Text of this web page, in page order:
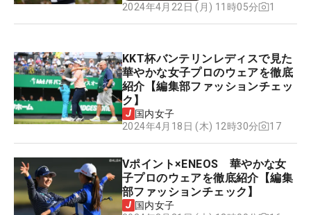
2024年4月22日 (月) 11時05分
1
KKT杯バンテリンレディスで見た
華やかな女子プロのウェアを徹底
紹介【編集部ファッションチェッ
ク】
国内女子
2024年4月18日 (木) 12時30分
17
Vポイント×ENEOS 華やかな女
子プロのウェアを徹底紹介【編集
部ファッションチェック】
国内女子